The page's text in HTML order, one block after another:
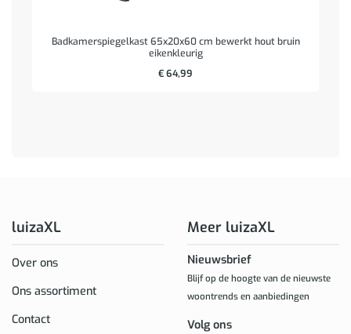
Badkamerspiegelkast 65x20x60 cm bewerkt hout bruin
eikenkleurig
€64,99
luizaXL
Over ons
Ons assortiment
Contact
Meer luizaXL
Nieuwsbrief
Blijf op de hoogte van de nieuwste
woontrends en aanbiedingen
Volg ons